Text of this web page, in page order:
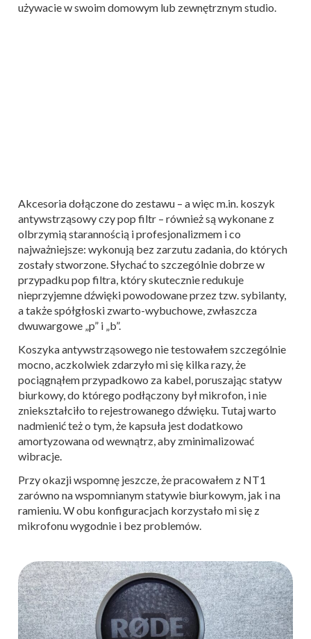
używacie w swoim domowym lub zewnętrznym studio.
Akcesoria dołączone do zestawu – a więc m.in. koszyk
antywstrząsowy czy pop filtr – również są wykonane z
olbrzymią starannością i profesjonalizmem i co
najważniejsze: wykonują bez zarzutu zadania, do których
zostały stworzone. Słychać to szczególnie dobrze w
przypadku pop filtra, który skutecznie redukuje
nieprzyjemne dźwięki powodowane przez tzw. sybilanty,
a także spółgłoski zwarto-wybuchowe, zwłaszcza
dwuwargowe „p” i „b”.
Koszyka antywstrząsowego nie testowałem szczególnie
mocno, aczkolwiek zdarzyło mi się kilka razy, że
pociągnąłem przypadkowo za kabel, poruszając statyw
biurkowy, do którego podłączony był mikrofon, i nie
zniekształciło to rejestrowanego dźwięku. Tutaj warto
nadmienić też o tym, że kapsuła jest dodatkowo
amortyzowana od wewnątrz, aby zminimalizować
wibracje.
Przy okazji wspomnę jeszcze, że pracowałem z NT1
zarówno na wspomnianym statywie biurkowym, jak i na
ramieniu. W obu konfiguracjach korzystało mi się z
mikrofonu wygodnie i bez problemów.